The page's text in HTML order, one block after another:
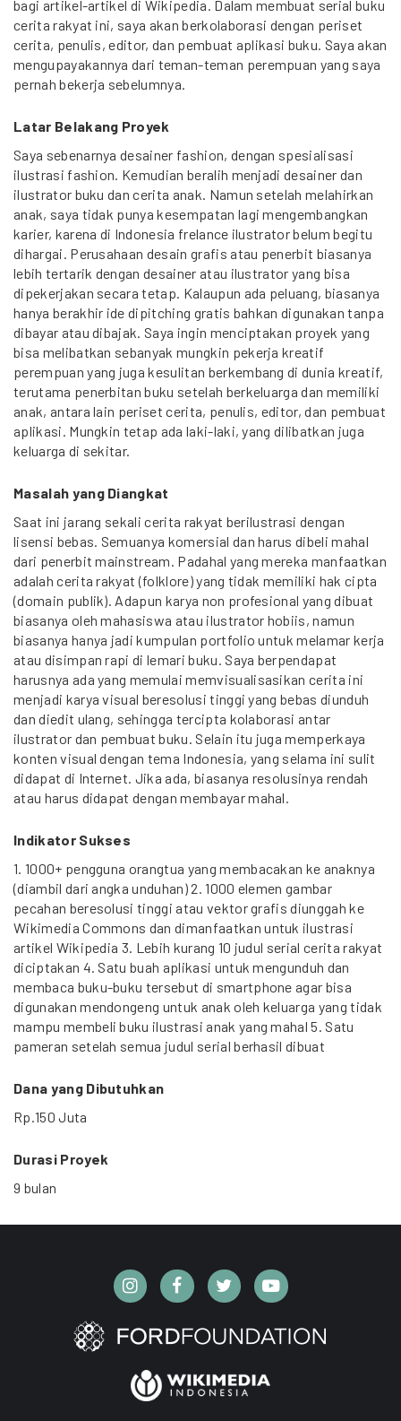
bagi artikel-artikel di Wikipedia. Dalam membuat serial buku
cerita rakyat ini, saya akan berkolaborasi dengan periset
cerita, penulis, editor, dan pembuat aplikasi buku. Saya akan
mengupayakannya dari teman-teman perempuan yang saya
pernah bekerja sebelumnya.
Latar Belakang Proyek
Saya sebenarnya desainer fashion, dengan spesialisasi
ilustrasi fashion. Kemudian beralih menjadi desainer dan
ilustrator buku dan cerita anak. Namun setelah melahirkan
anak, saya tidak punya kesempatan lagi mengembangkan
karier, karena di Indonesia frelance ilustrator belum begitu
dihargai. Perusahaan desain grafis atau penerbit biasanya
lebih tertarik dengan desainer atau ilustrator yang bisa
dipekerjakan secara tetap. Kalaupun ada peluang, biasanya
hanya berakhir ide dipitching gratis bahkan digunakan tanpa
dibayar atau dibajak. Saya ingin menciptakan proyek yang
bisa melibatkan sebanyak mungkin pekerja kreatif
perempuan yang juga kesulitan berkembang di dunia kreatif,
terutama penerbitan buku setelah berkeluarga dan memiliki
anak, antara lain periset cerita, penulis, editor, dan pembuat
aplikasi. Mungkin tetap ada laki-laki, yang dilibatkan juga
keluarga di sekitar.
Masalah yang Diangkat
Saat ini jarang sekali cerita rakyat berilustrasi dengan
lisensi bebas. Semuanya komersial dan harus dibeli mahal
dari penerbit mainstream. Padahal yang mereka manfaatkan
adalah cerita rakyat (folklore) yang tidak memiliki hak cipta
(domain publik). Adapun karya non profesional yang dibuat
biasanya oleh mahasiswa atau ilustrator hobiis, namun
biasanya hanya jadi kumpulan portfolio untuk melamar kerja
atau disimpan rapi di lemari buku. Saya berpendapat
harusnya ada yang memulai memvisualisasikan cerita ini
menjadi karya visual beresolusi tinggi yang bebas diunduh
dan diedit ulang, sehingga tercipta kolaborasi antar
ilustrator dan pembuat buku. Selain itu juga memperkaya
konten visual dengan tema Indonesia, yang selama ini sulit
didapat di Internet. Jika ada, biasanya resolusinya rendah
atau harus didapat dengan membayar mahal.
Indikator Sukses
1. 1000+ pengguna orangtua yang membacakan ke anaknya
(diambil dari angka unduhan) 2. 1000 elemen gambar
pecahan beresolusi tinggi atau vektor grafis diunggah ke
Wikimedia Commons dan dimanfaatkan untuk ilustrasi
artikel Wikipedia 3. Lebih kurang 10 judul serial cerita rakyat
diciptakan 4. Satu buah aplikasi untuk mengunduh dan
membaca buku-buku tersebut di smartphone agar bisa
digunakan mendongeng untuk anak oleh keluarga yang tidak
mampu membeli buku ilustrasi anak yang mahal 5. Satu
pameran setelah semua judul serial berhasil dibuat
Dana yang Dibutuhkan
Rp.150 Juta
Durasi Proyek
9 bulan